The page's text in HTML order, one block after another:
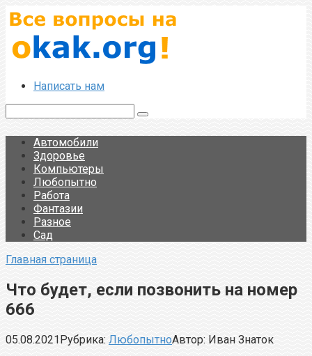
Перейти
к
контенту
Написать нам
Автомобили
Здоровье
Компьютеры
Любопытно
Работа
Фантазии
Разное
Сад
Главная страница
Что будет, если позвонить на номер
666
05.08.2021Рубрика: ЛюбопытноАвтор: Иван Знаток